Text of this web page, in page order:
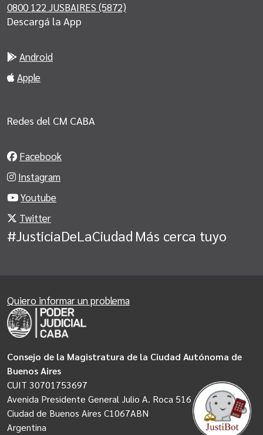
0800 122 JUSBAIRES (5872)
Descargá la App
Android
Apple
Redes del CM CABA
Facebook
Instagram
Youtube
Twitter
#JusticiaDeLaCiudad Más cerca tuyo
Consejo de la Magistratura de la Ciudad Autónoma de
Buenos Aires
CUIT 30701753697
Avenida Presidente General Julio A. Roca 516
Ciudad de Buenos Aires C1067ABN
Argentina
Quiero informar un problema